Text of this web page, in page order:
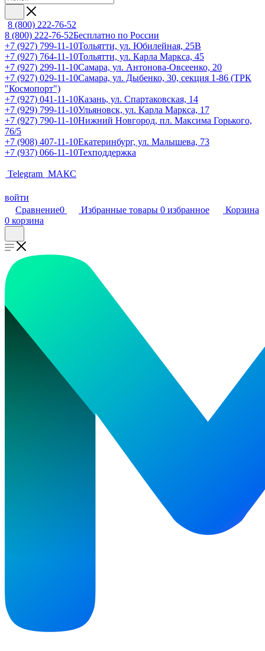
8 (800) 222-76-52
8 (800) 222-76-52Бесплатно по России
+7 (927) 799-11-10Тольятти, ул. Юбилейная, 25В
+7 (927) 764-11-10Тольятти, ул. Карла Маркса, 45
+7 (927) 299-11-10Самара, ул. Антонова-Овсеенко, 20
+7 (927) 029-11-10Самара, ул. Дыбенко, 30, секция 1-86 (ТРК
"Космопорт")
+7 (927) 041-11-10Казань, ул. Спартаковская, 14
+7 (929) 799-11-10Ульяновск, ул. Карла Маркса, 17
+7 (927) 790-11-10Нижний Новгород, пл. Максима Горького,
76/5
+7 (908) 407-11-10Екатеринбург, ул. Малышева, 73
+7 (937) 066-11-10Техподдержка
Telegram МАКС
войти
Сравнение0 Избранные товары 0 избранное
Корзина
0 корзина